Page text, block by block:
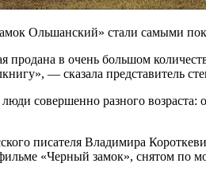
Ольшанский» стали самыми
в очень большом
— сказала представитель
совершенно разного
писателя Владимира
«Черный замок», снятом